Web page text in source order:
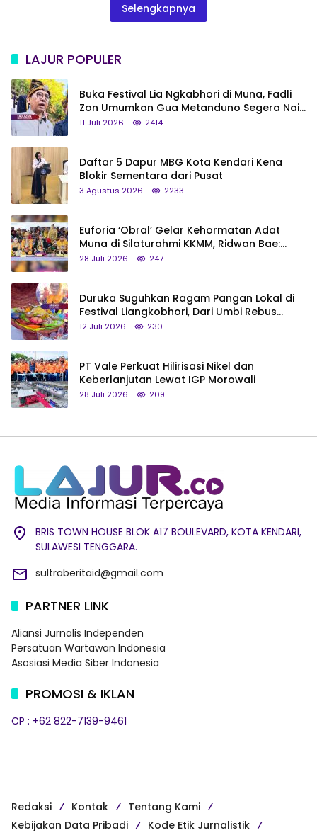
Selengkapnya
LAJUR POPULER
Buka Festival Lia Ngkabhori di Muna, Fadli
Zon Umumkan Gua Metanduno Segera Naik
Status Jadi Cagar Budaya Nasional
11 Juli 2026 2414
Daftar 5 Dapur MBG Kota Kendari Kena
Blokir Sementara dari Pusat
3 Agustus 2026 2233
Euforia ‘Obral’ Gelar Kehormatan Adat
Muna di Silaturahmi KKMM, Ridwan Bae:
Saya Bukan Tipe Begitu, Belum Pantas!
28 Juli 2026 247
Duruka Suguhkan Ragam Pangan Lokal di
Festival Liangkobhori, Dari Umbi Rebus
hingga Tumpeng Beras Muna
12 Juli 2026 230
PT Vale Perkuat Hilirisasi Nikel dan
Keberlanjutan Lewat IGP Morowali
28 Juli 2026 209
BRIS TOWN HOUSE BLOK A17 BOULEVARD, KOTA KENDARI,
SULAWESI TENGGARA.
sultraberitaid@gmail.com
PARTNER LINK
Aliansi Jurnalis Independen
Persatuan Wartawan Indonesia
Asosiasi Media Siber Indonesia
PROMOSI & IKLAN
CP : +62 822-7139-9461
Redaksi Kontak
Tentang Kami
Kebijakan Data Pribadi
Kode Etik Jurnalistik